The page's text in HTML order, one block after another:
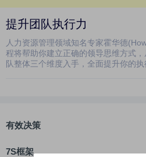
提升团队执行力
人力资源管理领域知名专家霍华德
程将帮助你建立正确的领导思维方式
队整体三个维度入手，全面提升你的执
有效决策
7S框架